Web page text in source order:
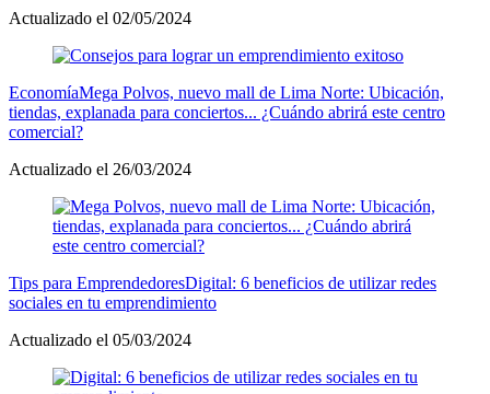
Actualizado el 02/05/2024
EconomíaMega Polvos, nuevo mall de Lima Norte: Ubicación,
tiendas, explanada para conciertos... ¿Cuándo abrirá este centro
comercial?
Actualizado el 26/03/2024
Tips para EmprendedoresDigital: 6 beneficios de utilizar redes
sociales en tu emprendimiento
Actualizado el 05/03/2024